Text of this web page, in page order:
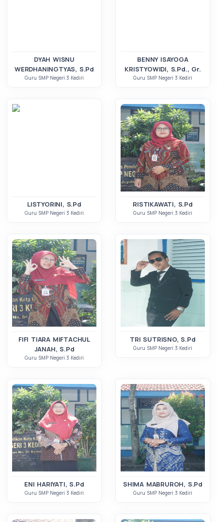
DYAH WISNU
WERDHANINGTYAS, S.Pd
Guru SMP Negeri 3 Kediri
BENNY ISAYOGA
KRISTYOWIDI, S.Pd., Gr.
Guru SMP Negeri 3 Kediri
LISTYORINI, S.Pd
Guru SMP Negeri 3 Kediri
RISTIKAWATI, S.Pd
Guru SMP Negeri 3 Kediri
FIFI TIARA MIFTACHUL
JANAH, S.Pd
Guru SMP Negeri 3 Kediri
TRI SUTRISNO, S.Pd
Guru SMP Negeri 3 Kediri
ENI HARIYATI, S.Pd
Guru SMP Negeri 3 Kediri
SHIMA MABRUROH, S.Pd
Guru SMP Negeri 3 Kediri